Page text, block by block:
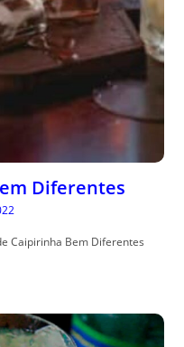
Diferentes
Caipirinha Bem Diferentes